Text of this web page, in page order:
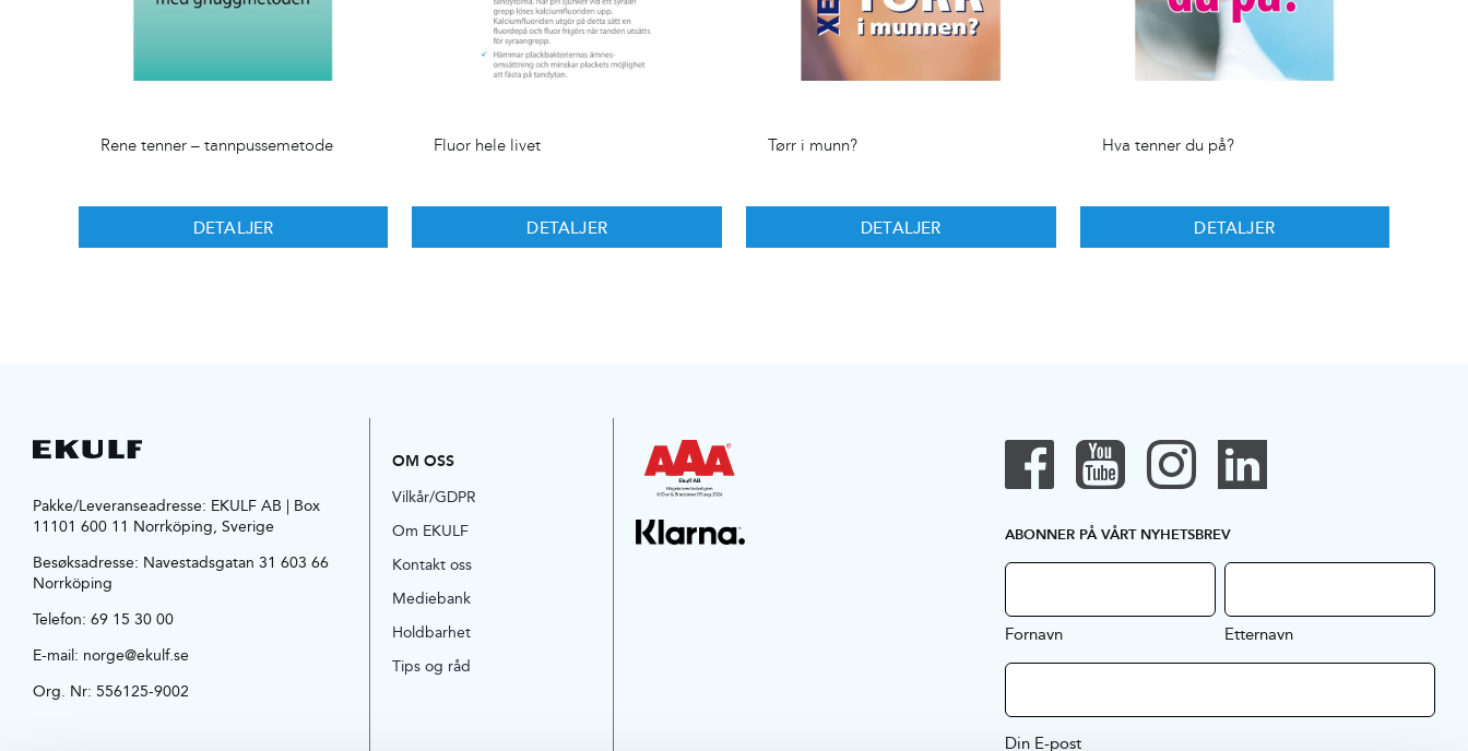
Rene tenner – tannpussemetode
DETALJER
Fluor hele livet
DETALJER
Tørr i munn?
DETALJER
Hva tenner du på?
DETALJER
Pakke/Leveranseadresse: EKULF AB | Box
11101 600 11 Norrköping, Sverige
Besøksadresse: Navestadsgatan 31 603 66
Norrköping
Telefon: 69 15 30 00
E-mail: norge@ekulf.se
Org. Nr: 556125-9002
OM OSS
Vilkår/GDPR
Om EKULF
Kontakt oss
Mediebank
Holdbarhet
Tips og råd
ABONNER PÅ VÅRT NYHETSBREV
Fornavn Etternavn
Din E-post